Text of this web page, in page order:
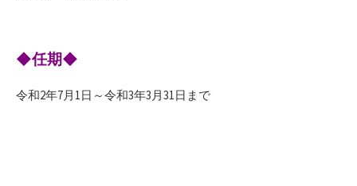
◆任期◆
令和2年7月1日～令和3年3月31日まで